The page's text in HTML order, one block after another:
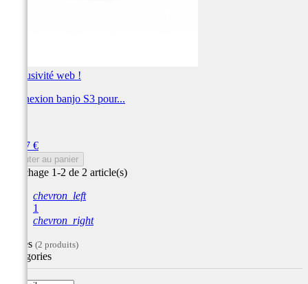
Exclusivité web !
Connexion banjo S3 pour...
31,47 €
Ajouter au panier
Affichage 1-2 de 2 article(s)
chevron_left
1
chevron_right
Filtres (2 produits)
Catégories